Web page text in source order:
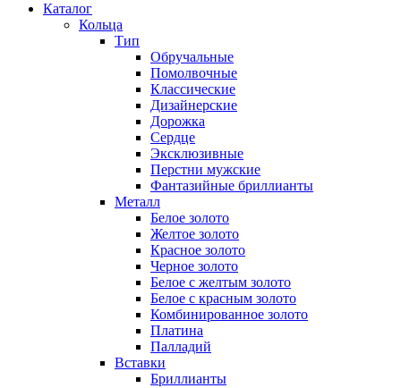
Каталог
Кольца
Тип
Обручальные
Помолвочные
Классические
Дизайнерские
Дорожка
Сердце
Эксклюзивные
Перстни мужские
Фантазийные бриллианты
Металл
Белое золото
Желтое золото
Красное золото
Черное золото
Белое с желтым золото
Белое с красным золото
Комбинированное золото
Платина
Палладий
Вставки
Бриллианты